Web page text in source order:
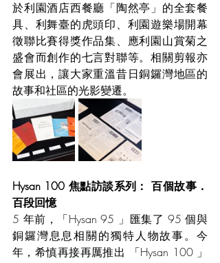
於利園酒店西餐廳「陶然亭」的全套餐
具、利舞臺的虎頭印、利園遊樂場開幕
徵聯比賽得獎作品集、應利園山賞菊之
盛會而創作的七言對聯等。相關剪報亦
會展出，讓大家重溫昔日銅鑼灣地區的
故事和社區的光影變遷。
Hysan 100 焦點訪談系列： 百個故事．
百段回憶
5 年前，「Hysan 95 」匯集了 95 個與
銅鑼灣息息相關的獨特人物故事。今
年，希慎再接再厲推出 「Hysan 100 」